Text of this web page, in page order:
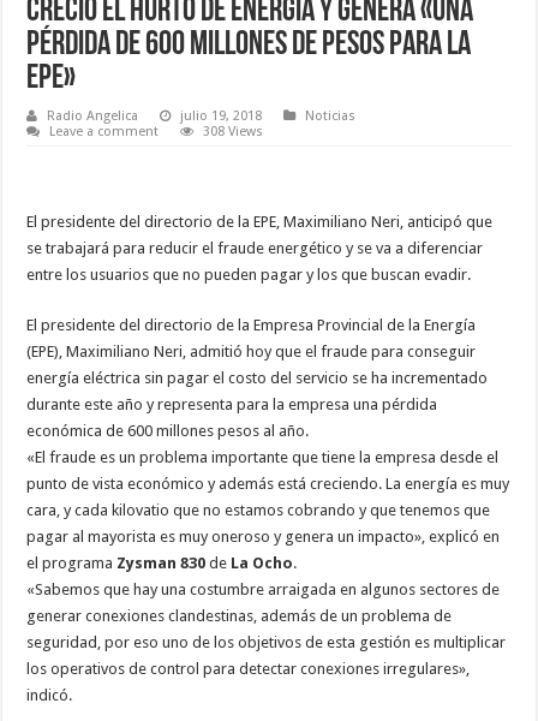
Creció el hurto de energía y genera «una
pérdida de 600 millones de pesos para la
EPE»
Radio Angelica julio 19, 2018
Noticias
Leave a comment
308 Views
El presidente del directorio de la EPE, Maximiliano Neri, anticipó que
se trabajará para reducir el fraude energético y se va a diferenciar
entre los usuarios que no pueden pagar y los que buscan evadir.
El presidente del directorio de la Empresa Provincial de la Energía
(EPE), Maximiliano Neri, admitió hoy que el fraude para conseguir
energía eléctrica sin pagar el costo del servicio se ha incrementado
durante este año y representa para la empresa una pérdida
económica de 600 millones pesos al año.
«El fraude es un problema importante que tiene la empresa desde el
punto de vista económico y además está creciendo. La energía es muy
cara, y cada kilovatio que no estamos cobrando y que tenemos que
pagar al mayorista es muy oneroso y genera un impacto», explicó en
el programa Zysman 830 de La Ocho.
«Sabemos que hay una costumbre arraigada en algunos sectores de
generar conexiones clandestinas, además de un problema de
seguridad, por eso uno de los objetivos de esta gestión es multiplicar
los operativos de control para detectar conexiones irregulares»,
indicó.